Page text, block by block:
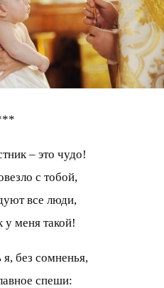
– это чудо!
с тобой,
все люди,
у меня такой!
без сомненья,
спеши: